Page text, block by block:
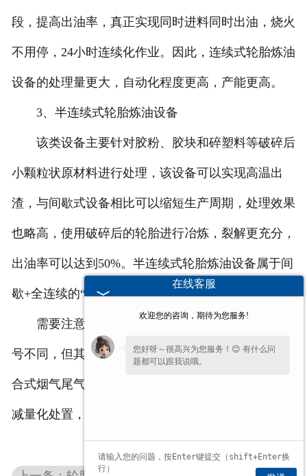
段，提高出油率，真正实现同时进料同时出油，烧火
不用停，24小时连续化作业。因此，连续式轮胎炼油
设备的处理量更大，自动化程度更高，产能更高。
3、半连续式轮胎炼油设备
该类设备主要针对胶粉、胶块和碎塑料等破碎后
小颗粒状原材料进行处理，该设备可以实现高温出
渣，与间歇式设备相比可以缩短生产周期，处理效果
也略高，使用破碎后的轮胎进行冶炼，裂解更充分，
出油率可以达到50%。半连续式轮胎炼油设备属于间
歇+全连续的“结合体”，经济+可靠的“结合体”
需要注意的是，虽然以上几种设备类型、规格型
号不同，但其均采用高温裂解技术、全密闭技术和组
合式烟气尾气净化技术，实现固体废弃物的资源化、
减量化处置，其工艺流程基本一致。
在线客服
欢迎您的咨询，期待为您服务!
您好呀～很高兴为您服务！😊 有什么问
题都可以跟我说哦。